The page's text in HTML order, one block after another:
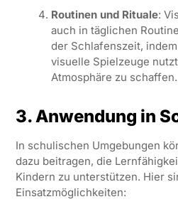
Routinen und Rituale:
auch in täglichen
der Schlafenszeit,
visuelle Spielzeuge
Atmosphäre zu schaffen.
3. Anwendung in
In schulischen Umgebungen
dazu beitragen, die
Kindern zu unterstützen. Hier
Einsatzmöglichkeiten: